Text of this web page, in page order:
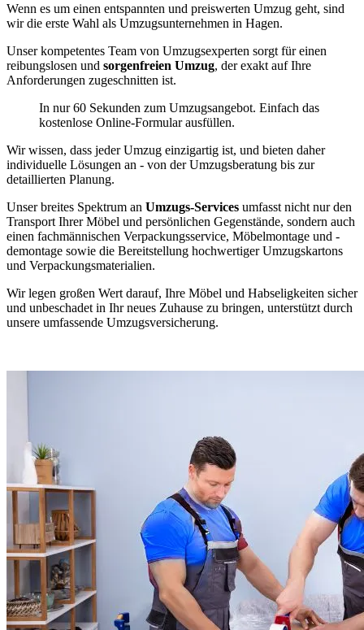
Wenn es um einen entspannten und preiswerten Umzug geht, sind
wir die erste Wahl als Umzugsunternehmen in Hagen.
Unser kompetentes Team von Umzugsexperten sorgt für einen
reibungslosen und sorgenfreien Umzug, der exakt auf Ihre
Anforderungen zugeschnitten ist.
In nur 60 Sekunden zum Umzugsangebot. Einfach das
kostenlose Online-Formular ausfüllen.
Wir wissen, dass jeder Umzug einzigartig ist, und bieten daher
individuelle Lösungen an - von der Umzugsberatung bis zur
detaillierten Planung.
Unser breites Spektrum an Umzugs-Services umfasst nicht nur den
Transport Ihrer Möbel und persönlichen Gegenstände, sondern auch
einen fachmännischen Verpackungsservice, Möbelmontage und -
demontage sowie die Bereitstellung hochwertiger Umzugskartons
und Verpackungsmaterialien.
Wir legen großen Wert darauf, Ihre Möbel und Habseligkeiten sicher
und unbeschadet in Ihr neues Zuhause zu bringen, unterstützt durch
unsere umfassende Umzugsversicherung.